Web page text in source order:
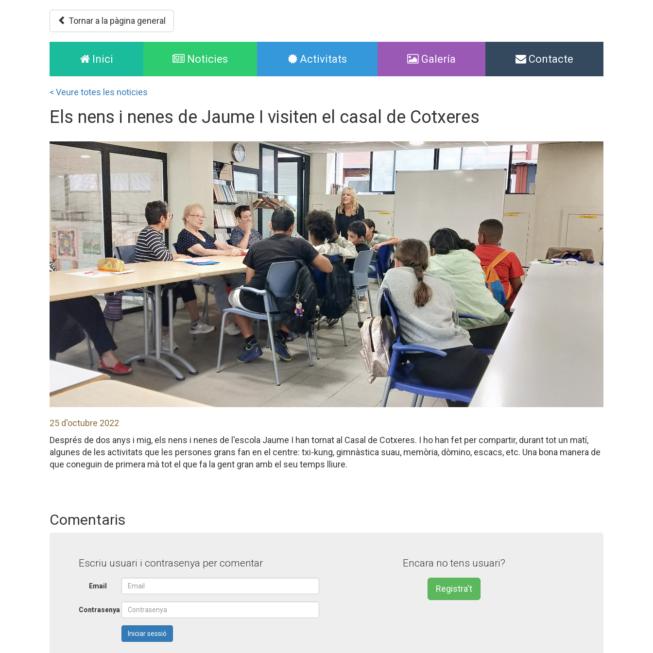
Tornar a la pàgina general
Inici Noticies Activitats Galería Contacte
< Veure totes les noticies
Els nens i nenes de Jaume I visiten el casal de Cotxeres
25 d'octubre 2022
Després de dos anys i mig, els nens i nenes de l'escola Jaume I han tornat al Casal de Cotxeres. I ho han fet per compartir, durant tot un matí,
algunes de les activitats que les persones grans fan en el centre: txi-kung, gimnàstica suau, memòria, dòmino, escacs, etc. Una bona manera de
que coneguin de primera mà tot el que fa la gent gran amb el seu temps lliure.
Comentaris
Escriu usuari i contrasenya per comentar
Email
Contrasenya
Encara no tens usuari?
Registra't